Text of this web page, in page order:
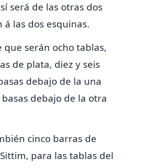
será de las otras dos
á las dos esquinas.
que serán ocho tablas,
de plata, diez y seis
debajo de la una
debajo de la otra
cinco barras de
para las tablas del